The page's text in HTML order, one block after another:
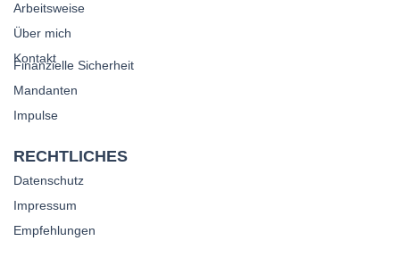
Arbeitsweise
Über mich
Kontakt
Finanzielle Sicherheit
Mandanten
Impulse
RECHTLICHES
Datenschutz
Impressum
Empfehlungen